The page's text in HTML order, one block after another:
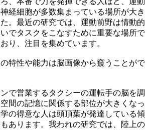
経細胞が多数集まっている場所が大き
。最近の研究では、運動前野は情動的
でタスクをこなすために重要な場所で
り、注目を集めています。
特性や能力は脳画像から窺うことがで
で営業するタクシーの運転手の脳を調
間の記憶に関係する部位が大きくなっ
の得意な人は頭頂葉が発達している傾
あります。我われの研究では、陸上の